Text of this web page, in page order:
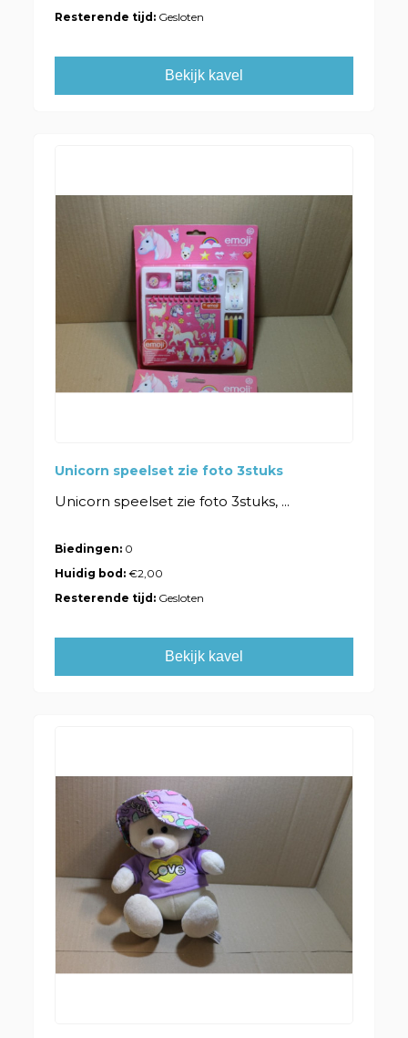
Resterende tijd: Gesloten
Bekijk kavel
Unicorn speelset zie foto 3stuks
Unicorn speelset zie foto 3stuks, ...
Biedingen: 0
Huidig bod:€2,00
Resterende tijd: Gesloten
Bekijk kavel